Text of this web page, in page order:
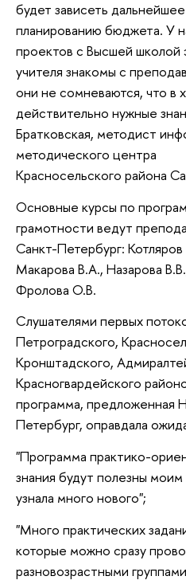
будет зависеть
планированию бюджета. У
проектов с Высшей школой
учителя знакомы с
они не сомневаются, что в
действительно нужные
Братковская, методист
методического центра
Красносельского района
Основные курсы по
грамотности ведут
Санкт-Петербург:
Макарова В.А., Назарова
Фролова О.В.
Слушателями первых
Петроградского,
Кронштадского,
Красногвардейского
программа,
Петербург, оправдала
"Программа практико-
знания будут полезны
узнала много нового";
"Много практических
которые можно сразу
разновозрастными